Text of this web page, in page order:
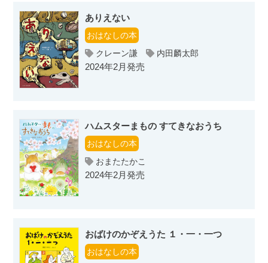
ありえない
おはなしの本
クレーン謙
内田麟太郎
2024年2月発売
ハムスターまもの すてきなおうち
おはなしの本
おまたたかこ
2024年2月発売
おばけのかぞえうた １・一・一つ
おはなしの本